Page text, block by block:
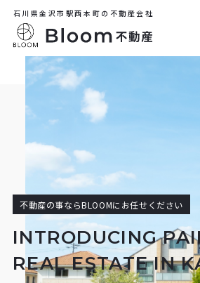
石川県金沢市駅西本町の不動産会社
不動産の事ならBLOOMにお任せください
INTRODUCING
REAL ESTATE IN